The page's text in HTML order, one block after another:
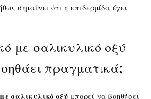
σημαίνει ότι η επιδερμίδα έχει
με σαλικυλικό οξύ
πραγματικά;
σαλικυλικό οξύ μπορεί να βοηθήσει